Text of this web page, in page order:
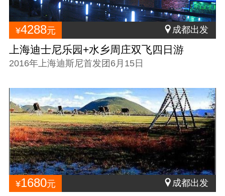
¥4288元 成都出发
上海迪士尼乐园+水乡周庄双飞四日游
2016年上海迪斯尼首发团6月15日
¥1680元 成都出发